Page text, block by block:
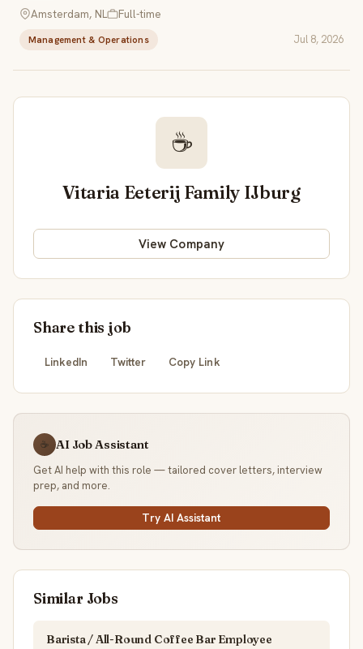
Amsterdam, NL
Full-time
Management & Operations Jul 8, 2026
☕
Vitaria Eeterij Family IJburg
View Company
Share this job
LinkedIn Twitter Copy Link
☕ AI Job Assistant
Get AI help with this role — tailored cover letters, interview
prep, and more.
Try AI Assistant
Similar Jobs
Barista / All-Round Coffee Bar Employee